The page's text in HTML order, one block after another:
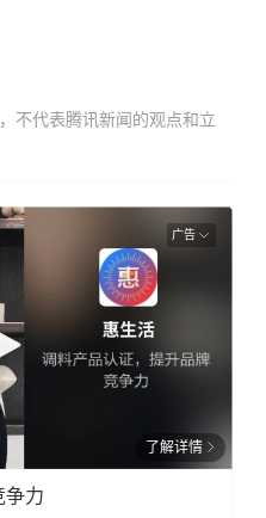
不代表腾讯新闻的观点和立
广告
了解详情
争力